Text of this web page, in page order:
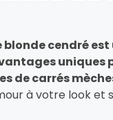
blonde cendré
uniques
de carrés
à votre look et